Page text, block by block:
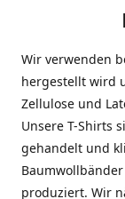
Wir verwenden
hergestellt wird
Zellulose und
Unsere T-Shirts
gehandelt und
produziert. Wir